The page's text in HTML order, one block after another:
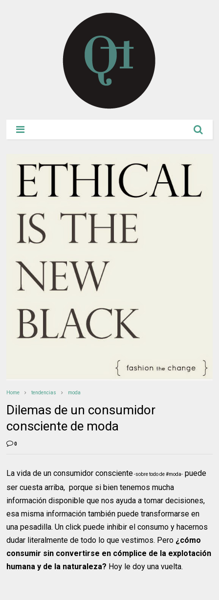
Home tendencias moda
Dilemas de un consumidor
consciente de moda
0
La vida de un consumidor consciente-sobre todo de #moda- puede
ser cuesta arriba, porque si bien tenemos mucha
información disponible que nos ayuda a tomar decisiones,
esa misma información también puede transformarse en
una pesadilla. Un click puede inhibir el consumo y hacernos
dudar literalmente de todo lo que vestimos. Pero ¿cómo
consumir sin convertirse en cómplice de la explotación
humana y de la naturaleza? Hoy le doy una vuelta.